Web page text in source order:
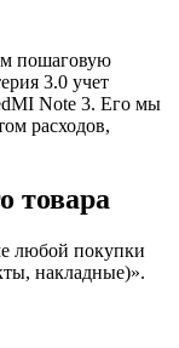
пошаговую
3.0 учет
Note 3. Его мы
расходов,
товара
любой покупки
накладные)».